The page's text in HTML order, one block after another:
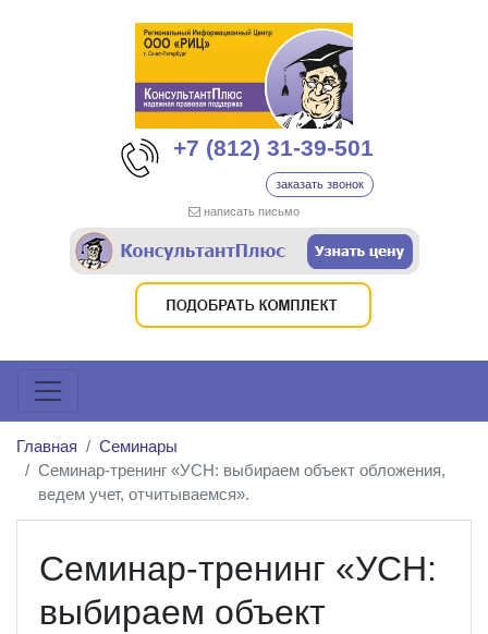
+7 (812) 31-39-501
заказать звонок
написать письмо
Главная
Семинары
Семинар-тренинг «УСН: выбираем объект обложения,
ведем учет, отчитываемся».
Семинар-тренинг «УСН:
выбираем объект